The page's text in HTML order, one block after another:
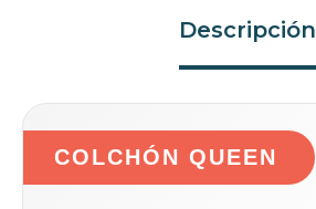
Descripción
COLCHÓN QUEEN